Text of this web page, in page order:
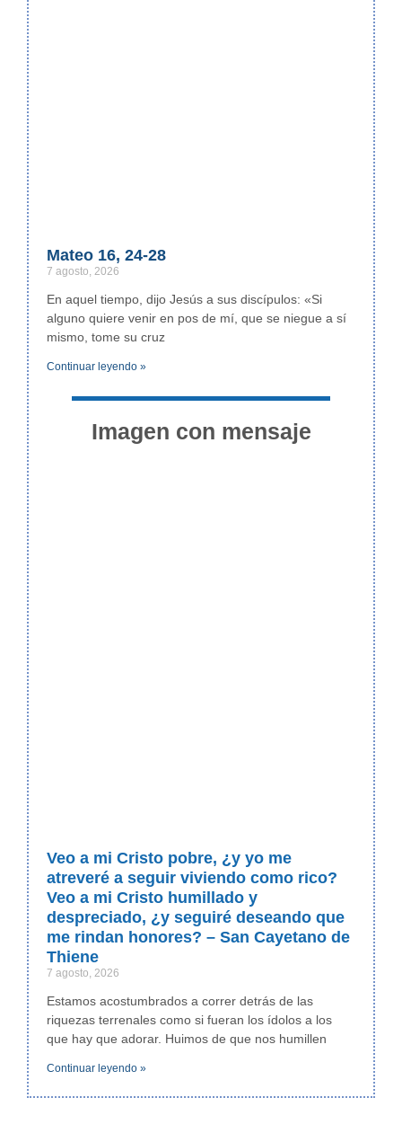
Mateo 16, 24-28
7 agosto, 2026
En aquel tiempo, dijo Jesús a sus discípulos: «Si
alguno quiere venir en pos de mí, que se niegue a sí
mismo, tome su cruz
Continuar leyendo »
Imagen con mensaje
Veo a mi Cristo pobre, ¿y yo me
atreveré a seguir viviendo como rico?
Veo a mi Cristo humillado y
despreciado, ¿y seguiré deseando que
me rindan honores? – San Cayetano de
Thiene
7 agosto, 2026
Estamos acostumbrados a correr detrás de las
riquezas terrenales como si fueran los ídolos a los
que hay que adorar. Huimos de que nos humillen
Continuar leyendo »